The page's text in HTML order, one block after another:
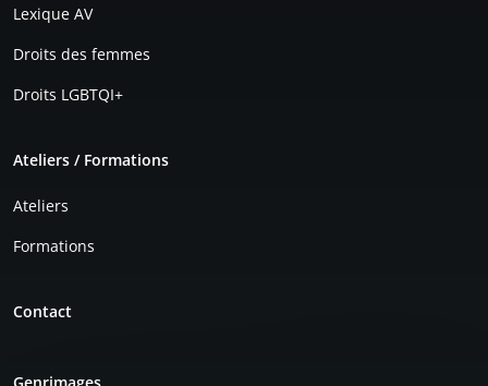
Lexique AV
Droits des femmes
Droits LGBTQI+
Ateliers / Formations
Ateliers
Formations
Contact